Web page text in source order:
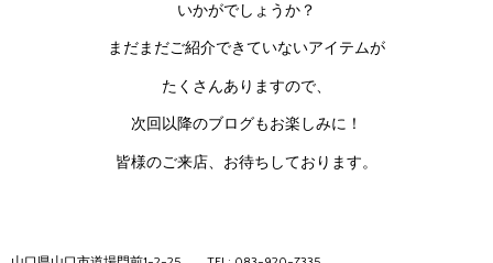
いかがでしょうか？
まだまだご紹介できていないアイテムが
たくさんありますので、
次回以降のブログもお楽しみに！
皆様のご来店、お待ちしております。